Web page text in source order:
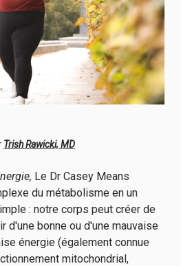
Trish Rawicki, MD
Le Dr Casey Means
du métabolisme en un
: notre corps peut créer de
d'une bonne ou d'une mauvaise
énergie (également connue
mitochondrial,